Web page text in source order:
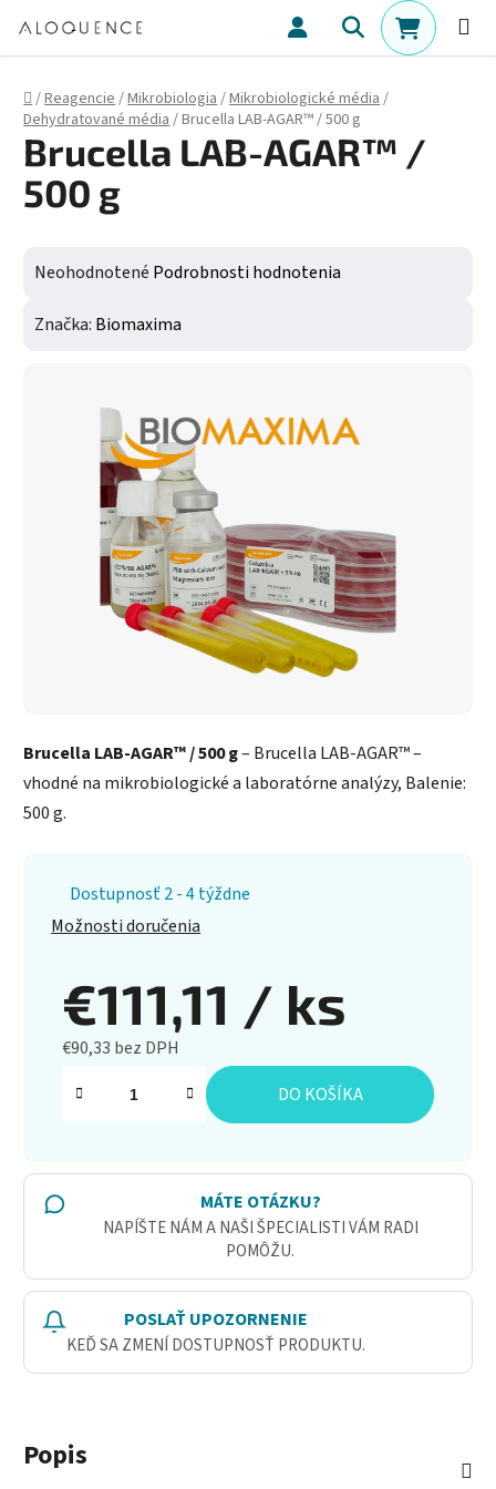
Hľadať
Domov
/Reagencie/Mikrobiologia/Mikrobiologické média/
Dehydratované média/Brucella LAB-AGAR™ / 500 g
Brucella LAB-AGAR™ / 500 g– Brucella LAB-AGAR™ –
vhodné na mikrobiologické a laboratórne analýzy, Balenie:
500 g.
Dostupnosť 2 - 4 týždne
Možnosti doručenia
€111,11 / ks
€90,33 bez DPH
Jednotková cena:
DO KOŠÍKA
MÁTE OTÁZKU?
NAPÍŠTE NÁM A NAŠI ŠPECIALISTI VÁM RADI
POMÔŽU.
POSLAŤ UPOZORNENIE
KEĎ SA ZMENÍ DOSTUPNOSŤ PRODUKTU.
Brucella LAB-AGAR™ /
500 g
Priemerné hodnotenie produktu je 0,0 z 5 hviezdičiek.
Neohodnotené Podrobnosti hodnotenia
Značka: Biomaxima
Popis